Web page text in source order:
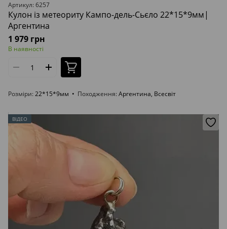
Артикул: 6257
Кулон із метеориту Кампо-дель-Сьєло 22*15*9мм|
Аргентина
1 979 грн
В наявності
Розміри 22*15*9мм Походження Аргентина, Всесвіт
ВІДЕО